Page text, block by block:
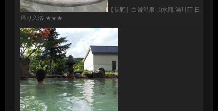
【長野】白骨温泉 山水観 湯川荘 日
帰り入浴 ★★★